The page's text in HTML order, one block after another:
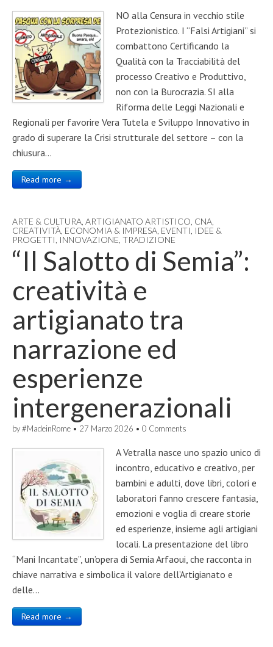
NO alla Censura in vecchio stile
Protezionistico. I “Falsi Artigiani” si
combattono Certificando la
Qualità con la Tracciabilità del
processo Creativo e Produttivo,
non con la Burocrazia. SI alla
Riforma delle Leggi Nazionali e
Regionali per favorire Vera Tutela e Sviluppo Innovativo in
grado di superare la Crisi strutturale del settore – con la
chiusura…
Read more →
ARTE & CULTURA ARTIGIANATO ARTISTICO CNA
CREATIVITÀ ECONOMIA & IMPRESA EVENTI IDEE &
PROGETTI INNOVAZIONE TRADIZIONE
“Il Salotto di Semia”:
creatività e
artigianato tra
narrazione ed
esperienze
intergenerazionali
by#MadeinRome • 27 Marzo 2026 • 0 Comments
A Vetralla nasce uno spazio unico di
incontro, educativo e creativo, per
bambini e adulti, dove libri, colori e
laboratori fanno crescere fantasia,
emozioni e voglia di creare storie
ed esperienze, insieme agli artigiani
locali. La presentazione del libro
“Mani Incantate”, un’opera di Semia Arfaoui, che racconta in
chiave narrativa e simbolica il valore dell’Artigianato e
delle…
Read more →